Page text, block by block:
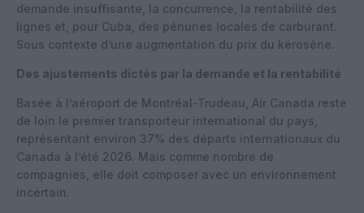
demande insuffisante, la concurrence, la rentabilité des
lignes et, pour Cuba, des pénuries locales de carburant.
Sous contexte d’une augmentation du prix du kérosène.
Des ajustements dictés par la demande et la rentabilité
Basée à l’aéroport de Montréal-Trudeau, Air Canada reste
de loin le premier transporteur international du pays,
représentant environ 37% des départs internationaux du
Canada à l’été 2026. Mais comme nombre de
compagnies, elle doit composer avec un environnement
incertain.